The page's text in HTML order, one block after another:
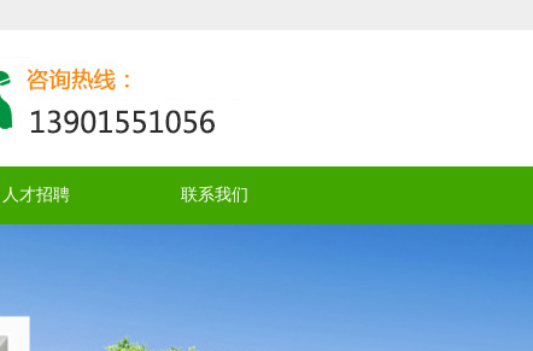
人才招聘 联系我们